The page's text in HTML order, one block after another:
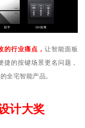
的行业痛点， 让智能面板
的按键场景更名问题，
全宅智能产品。
计大奖